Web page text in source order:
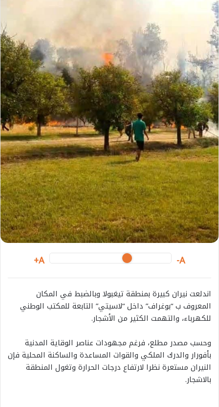
A-
A+
اندلعت نيران كبيرة بمنطقة تيغبولا وبالضبط في المكان
المعروف ب “بوغراف” داخل “لاسيتي” التابعة للمكتب الوطني
للكهرباء، والتهمت الكثير من الأشجار.
وحسب مصدر مطلع، فرغم مجهودات عناصر الوقاية المدنية
بأفورار والدرك الملكي والقوات المساعدة والساكنة المحلية فإن
النيران مستعرة نظرا لارتفاع درجات الحرارة وتغول المنطقة
بالاشجار.